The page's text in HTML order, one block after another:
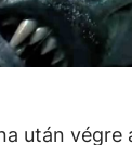
után végre